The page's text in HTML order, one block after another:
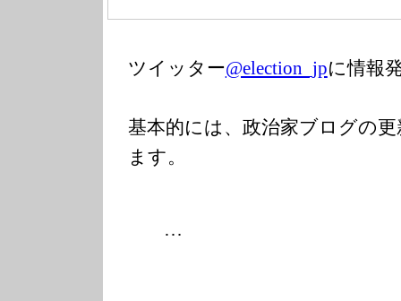
ツイッター@election_jpに情報
基本的には、政治家ブログの
ます。
…